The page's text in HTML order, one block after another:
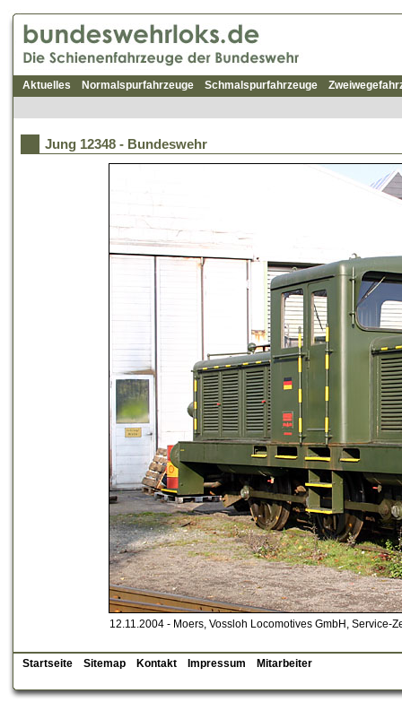
Aktuelles Normalspurfahrzeuge Schmalspurfahrzeuge
Jung 12348 - Bundeswehr
12.11.2004 - Moers, Vossloh Locomotives GmbH, Service-
Startseite Sitemap Kontakt Impressum Mitarbeiter